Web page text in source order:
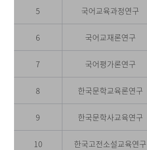
5 국어교육과정연구
6 국어교재론연구
7 국어평가론연구
8 한국문학교육론연구
9 한국문학사교육연구
10 한국고전소설교육연구